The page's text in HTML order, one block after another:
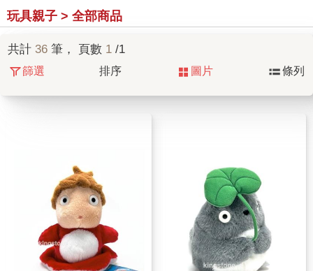
玩具親子 > 全部商品
共計 36 筆， 頁數 1 /1
篩選 排序 圖片 條列